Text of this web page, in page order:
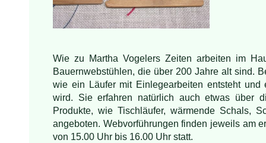
Wie zu Martha Vogelers Zeiten arbeiten im
Bauernwebstühlen, die über 200 Jahre alt sind.
wie ein Läufer mit Einlegearbeiten entsteht
wird. Sie erfahren natürlich auch etwas über
Produkte, wie Tischläufer, wärmende Schals,
angeboten. Webvorführungen finden jeweils am
von 15.00 Uhr bis 16.00 Uhr statt.